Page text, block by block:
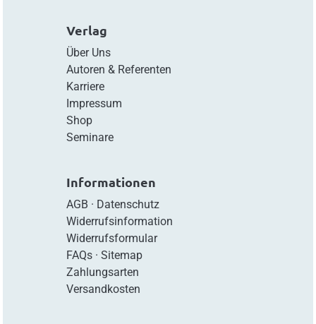
Verlag
Über Uns
Autoren & Referenten
Karriere
Impressum
Shop
Seminare
Informationen
AGB · Datenschutz
Widerrufsinformation
Widerrufsformular
FAQs· Sitemap
Zahlungsarten
Versandkosten